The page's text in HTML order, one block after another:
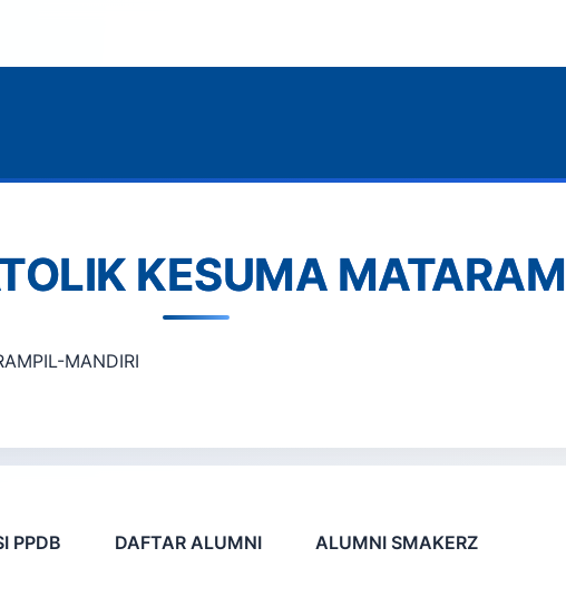
KESUMA MATARAM
MANDIRI
PPDB DAFTAR ALUMNI ALUMNI SMAKERZ